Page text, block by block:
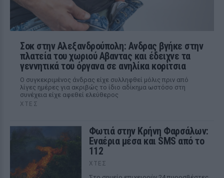
Σοκ στην Αλεξανδρούπολη: Ανδρας βγήκε στην
πλατεία του χωριού Αβαντας και έδειχνε τα
γεννητικά του όργανα σε ανηλίκα κορίτσια
Ο συγκεκριμένος άνδρας είχε συλληφθεί μόλις πριν από
λίγες ημέρες για ακριβώς το ίδιο αδίκημα ωστόσο στη
συνέχεια είχε αφεθεί ελεύθερος
ΧΤΕΣ
Φωτιά στην Κρήνη Φαρσάλων:
Εναέρια μέσα και SMS από το
112
ΧΤΕΣ